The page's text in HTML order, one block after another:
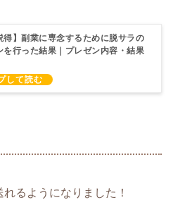
得】副業に専念するために脱サラの
を行った結果｜プレゼン内容・結果
るようになりました！